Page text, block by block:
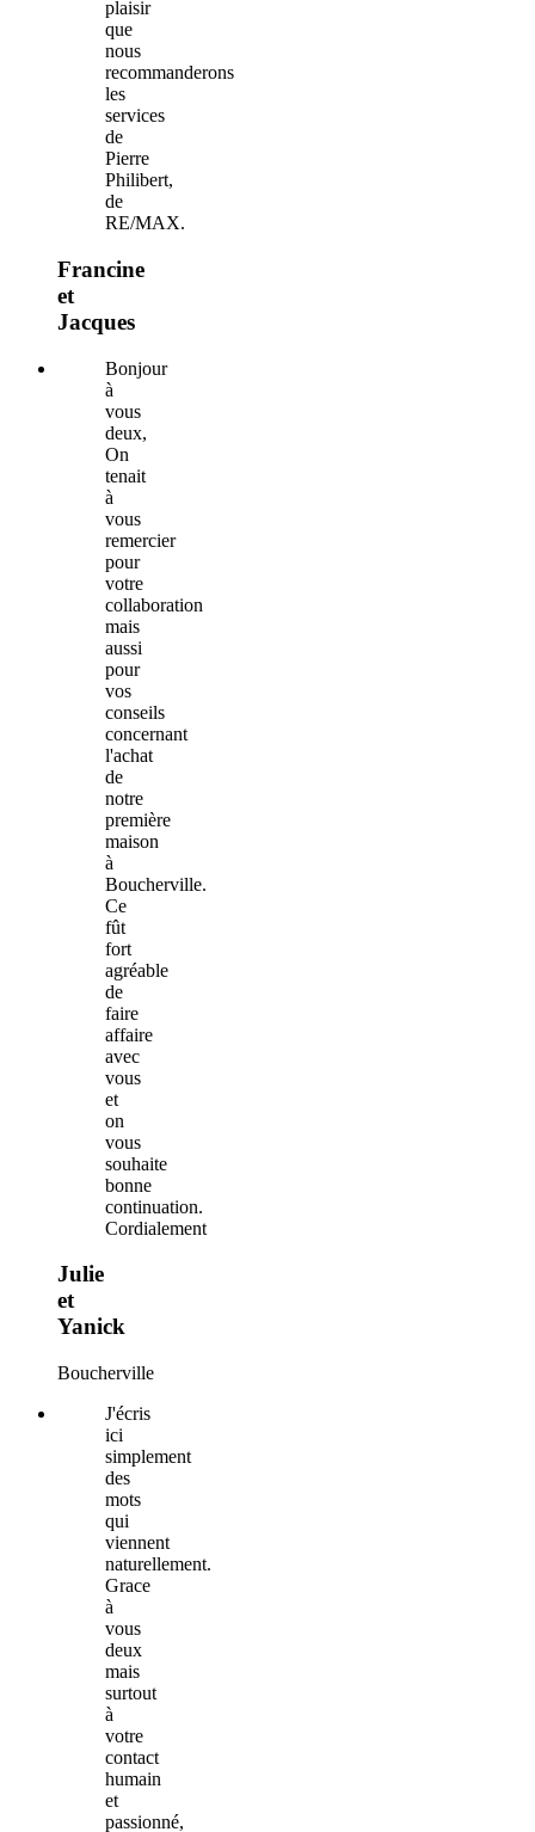
plaisir
que
nous
recommanderons
les
services
de
Pierre
Philibert,
de
RE/MAX.
Francine
et
Jacques
Bonjour
à
vous
deux,
On
tenait
à
vous
remercier
pour
votre
collaboration
mais
aussi
pour
vos
conseils
concernant
l'achat
de
notre
première
maison
à
Boucherville.
Ce
fût
fort
agréable
de
faire
affaire
avec
vous
et
on
vous
souhaite
bonne
continuation.
Cordialement
Julie
et
Yanick
Boucherville
J'écris
ici
simplement
des
mots
qui
viennent
naturellement.
Grace
à
vous
deux
mais
surtout
à
votre
contact
humain
et
passionné,